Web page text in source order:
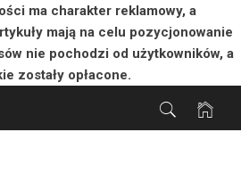
ma charakter reklamowy, a
mają na celu pozycjonowanie
nie pochodzi od użytkowników, a
zostały opłacone.